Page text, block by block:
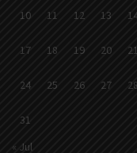
10 11 12 13
17 18 19 20 21
24 25 26 27 28
31
« Jul